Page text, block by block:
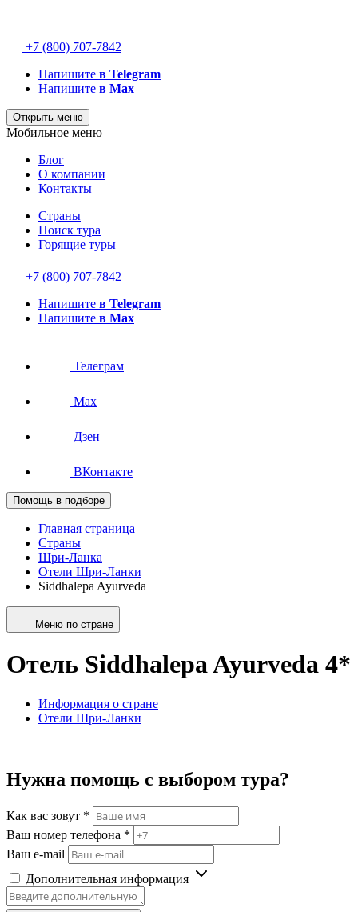
+7 (800) 707-7842
Напишите в Telegram
Напишите в Max
Открыть меню
Мобильное меню
Блог
О компании
Контакты
Страны
Поиск тура
Горящие туры
+7 (800) 707-7842
Напишите в Telegram
Напишите в Max
Телеграм
Max
Дзен
ВКонтакте
Помощь в подборе
Главная страница
Страны
Шри-Ланка
Отели Шри-Ланки
Siddhalepa Ayurveda
Меню по стране
Отель Siddhalepa Ayurveda 4*
Информация о стране
Отели Шри-Ланки
Нужна помощь с выбором тура?
Как вас зовут *
Ваш номер телефона *
Ваш e-mail
Дополнительная информация